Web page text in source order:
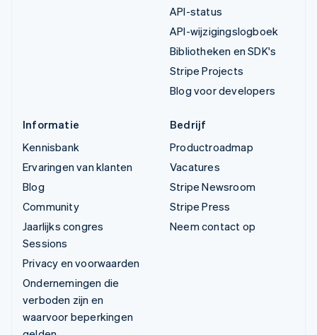
API-status
API-wijzigingslogboek
Bibliotheken en SDK's
Stripe Projects
Blog voor developers
Informatie
Kennisbank
Ervaringen van klanten
Blog
Community
Jaarlijks congres
Sessions
Privacy en voorwaarden
Ondernemingen die
verboden zijn en
waarvoor beperkingen
Bedrijf
Productroadmap
Vacatures
Stripe Newsroom
Stripe Press
Neem contact op